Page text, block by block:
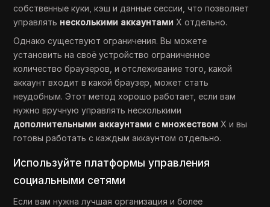
собственные куки, кэш и данные сессии, что позволяет
управлять несколькими аккаунтами X отдельно.
Однако существуют ограничения. Вы можете
установить на своё устройство ограниченное
количество браузеров, и отслеживание того, какой
аккаунт входит в какой браузер, может стать
неудобным. Этот метод хорошо работает, если вам
нужно вручную управлять несколькими
дополнительными аккаунтами с множеством X и вы
готовы работать с каждым аккаунтом отдельно.
Используйте платформы управления
социальными сетями
Если вам нужна лучшая организация и более